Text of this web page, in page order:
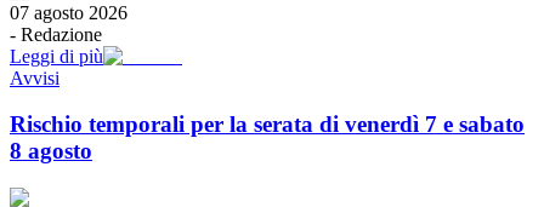
07 agosto 2026
- Redazione
Leggi di più
Avvisi
Rischio temporali per la serata di venerdì 7 e sabato
8 agosto